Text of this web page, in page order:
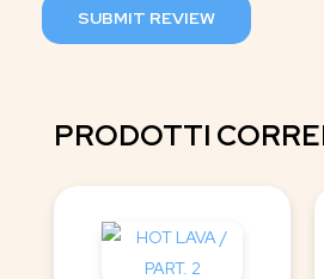
SUBMIT REVIEW
PRODOTTI